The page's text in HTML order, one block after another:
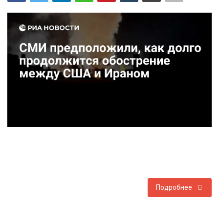
Экономика
Технологии
Спорт
Туризм
Авто
Подробнее